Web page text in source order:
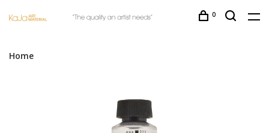
0
Home